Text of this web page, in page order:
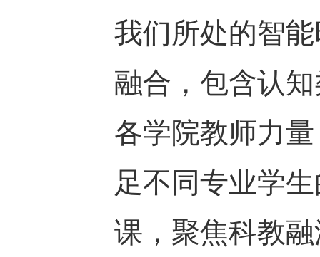
我们所处的智
融合，包含认
各学院教师力
足不同专业学
课，聚焦科教